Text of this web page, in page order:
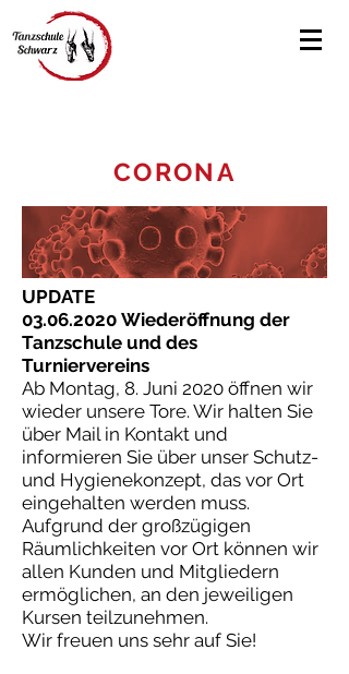
CORONA
UPDATE
03.06.2020 Wiederöffnung der
Tanzschule und des
Turniervereins
Ab Montag, 8. Juni 2020 öffnen wir
wieder unsere Tore. Wir halten Sie
über Mail in Kontakt und
informieren Sie über unser Schutz-
und Hygienekonzept, das vor Ort
eingehalten werden muss.
Aufgrund der großzügigen
Räumlichkeiten vor Ort können wir
allen Kunden und Mitgliedern
ermöglichen, an den jeweiligen
Kursen teilzunehmen.
Wir freuen uns sehr auf Sie!